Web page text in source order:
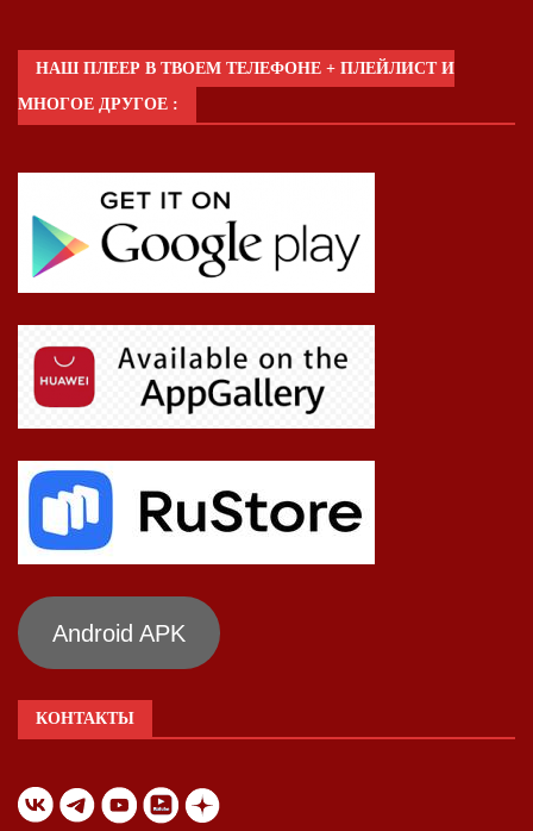
НАШ ПЛЕЕР В ТВОЕМ ТЕЛЕФОНЕ + ПЛЕЙЛИСТ И
МНОГОЕ ДРУГОЕ :
Android APK
КОНТАКТЫ